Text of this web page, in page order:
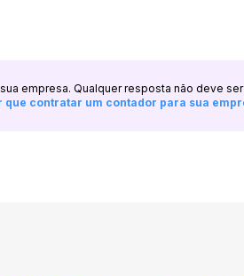
empresa. Qualquer resposta não deve
que contratar um contador para sua